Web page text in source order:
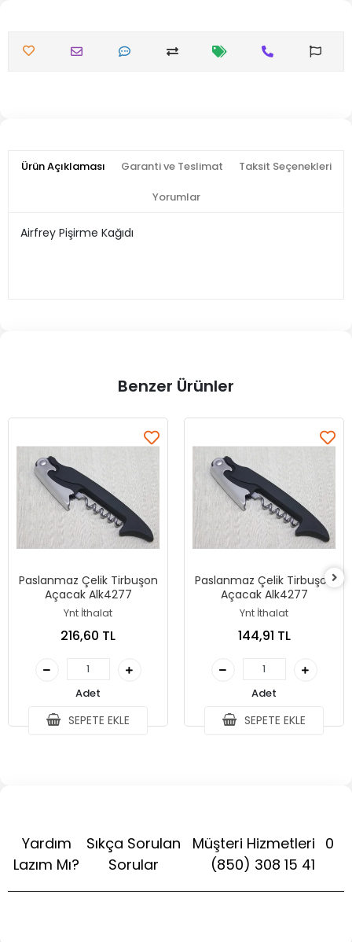
Ürün Açıklaması Garanti ve Teslimat Taksit Seçenekleri
Yorumlar
Airfrey Pişirme Kağıdı
Benzer Ürünler
Paslanmaz Çelik Tirbuşon
Açacak Alk4277
Ynt İthalat
216,60 TL
Adet
SEPETE EKLE
Paslanmaz Çelik Tirbuşon
Açacak Alk4277
Ynt İthalat
144,91 TL
Adet
SEPETE EKLE
Yardım
Lazım Mı?
Sıkça Sorulan
Sorular
Müşteri Hizmetleri 0
(850) 308 15 41